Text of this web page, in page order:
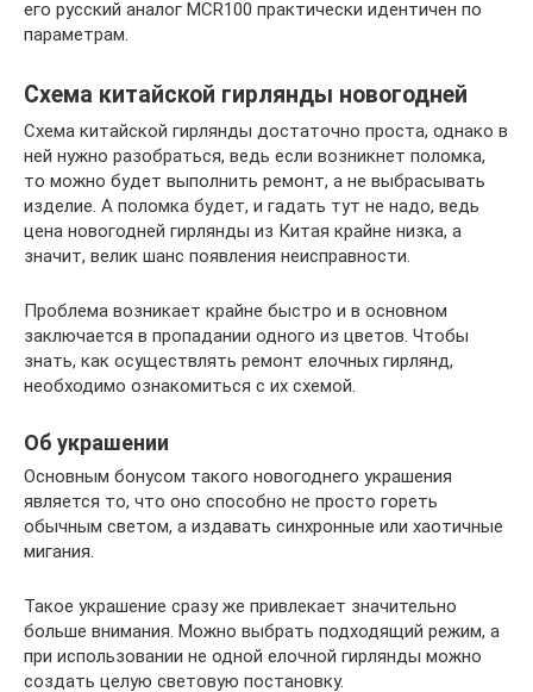
его русский аналог MCR100 практически идентичен по
параметрам.
Схема китайской гирлянды новогодней
Схема китайской гирлянды достаточно проста, однако в
ней нужно разобраться, ведь если возникнет поломка,
то можно будет выполнить ремонт, а не выбрасывать
изделие. А поломка будет, и гадать тут не надо, ведь
цена новогодней гирлянды из Китая крайне низка, а
значит, велик шанс появления неисправности.
Проблема возникает крайне быстро и в основном
заключается в пропадании одного из цветов. Чтобы
знать, как осуществлять ремонт елочных гирлянд,
необходимо ознакомиться с их схемой.
Об украшении
Основным бонусом такого новогоднего украшения
является то, что оно способно не просто гореть
обычным светом, а издавать синхронные или хаотичные
мигания.
Такое украшение сразу же привлекает значительно
больше внимания. Можно выбрать подходящий режим, а
при использовании не одной елочной гирлянды можно
создать целую световую постановку.